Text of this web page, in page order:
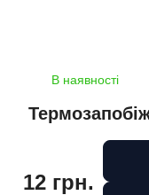
В наявності
12 грн.